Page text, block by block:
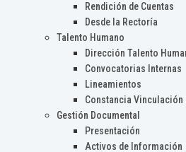
Rendición de Cuentas
Desde la Rectoría
Talento Humano
Dirección Talento
Convocatorias Internas
Lineamientos
Constancia Vinculación
Gestión Documental
Presentación
Activos de Información